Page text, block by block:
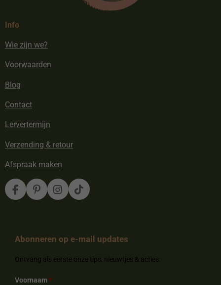
Info
Wie zijn we?
Voorwaarden
Blog
Contact
Lervertermijn
Verzending & retour
Afspraak maken
F
a
o
k
P
i
r
s
I
n
g
a
T
i
k
Abonneren op e-mail updates
Ontvang als eerste onze tips, nieuwtjes & acties.
Voornaam*